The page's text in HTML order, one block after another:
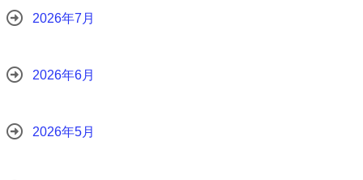
2026年7月
2026年6月
2026年5月